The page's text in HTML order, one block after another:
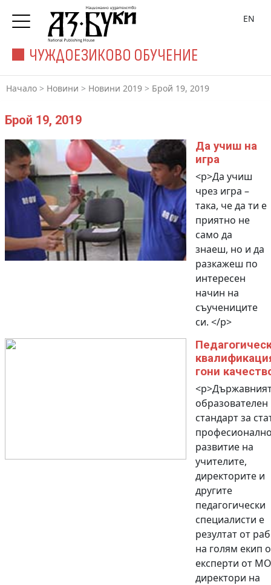
ЧУЖДОЕЗИКОВО ОБУЧЕНИЕ
EN
Начало > Новини > Новини 2019 > Брой 19, 2019
Брой 19, 2019
Да учиш на
игра
<p>Да учиш
чрез игра –
така, че да ти е
приятно не
само да
знаеш, но и да
разкажеш по
интересен
начин на
съучениците
си. </p>
гони
образователен
стандарт за
развитие на
учителите,
директорите и
другите
педагогически
специалисти е
резултат от
на голям екип
експерти от
директори на